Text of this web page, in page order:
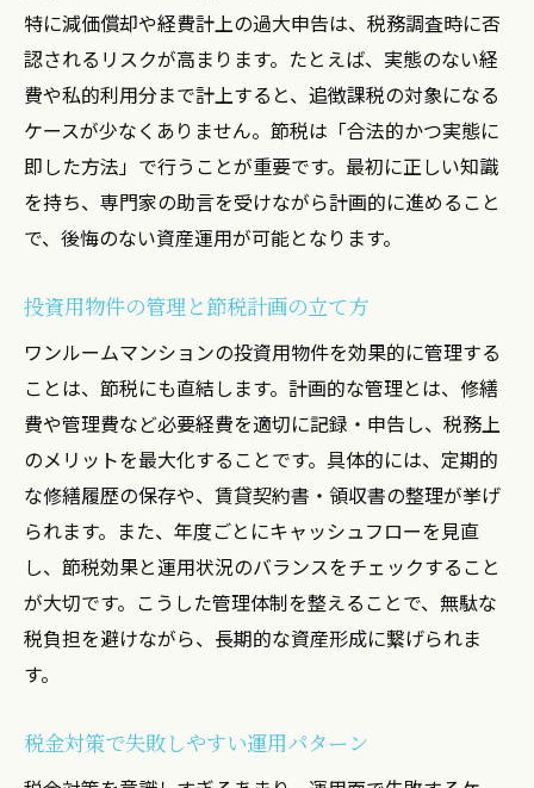
特に減価償却や経費計上の過大申告は、税務調査時に否
認されるリスクが高まります。たとえば、実態のない経
費や私的利用分まで計上すると、追徴課税の対象になる
ケースが少なくありません。節税は「合法的かつ実態に
即した方法」で行うことが重要です。最初に正しい知識
を持ち、専門家の助言を受けながら計画的に進めること
で、後悔のない資産運用が可能となります。
投資用物件の管理と節税計画の立て方
ワンルームマンションの投資用物件を効果的に管理する
ことは、節税にも直結します。計画的な管理とは、修繕
費や管理費など必要経費を適切に記録・申告し、税務上
のメリットを最大化することです。具体的には、定期的
な修繕履歴の保存や、賃貸契約書・領収書の整理が挙げ
られます。また、年度ごとにキャッシュフローを見直
し、節税効果と運用状況のバランスをチェックすること
が大切です。こうした管理体制を整えることで、無駄な
税負担を避けながら、長期的な資産形成に繋げられま
す。
税金対策で失敗しやすい運用パターン